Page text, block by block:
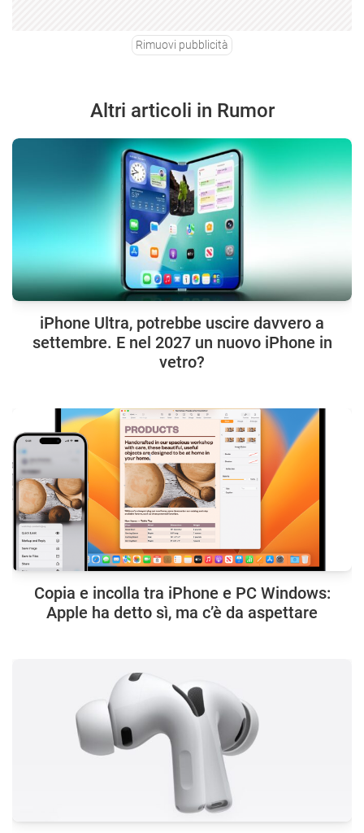
Rimuovi pubblicità
Altri articoli in Rumor
iPhone Ultra, potrebbe uscire davvero a
settembre. E nel 2027 un nuovo iPhone in
vetro?
Copia e incolla tra iPhone e PC Windows:
Apple ha detto sì, ma c’è da aspettare